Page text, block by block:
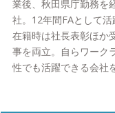
業後、秋田県庁勤務を
社。12年間FAとして
在籍時は社長表彰ほか
事を両立。自らワーク
性でも活躍できる会社